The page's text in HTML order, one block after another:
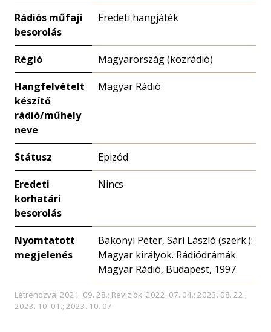
Rádiós műfaji
besorolás
Eredeti hangjáték
Régió Magyarország (közrádió)
Hangfelvételt
készítő
rádió/műhely
neve
Magyar Rádió
Státusz Epizód
Eredeti
korhatári
besorolás
Nincs
Nyomtatott
megjelenés
Bakonyi Péter, Sári László (szerk.):
Magyar királyok. Rádiódrámák.
Magyar Rádió, Budapest, 1997.
Létrehozva: 2021. 09. 28.; Revíziók: 2022. 07. 04.; 2023. 08. 22.;
2023. 10. 01.; 2023. 10. 07.